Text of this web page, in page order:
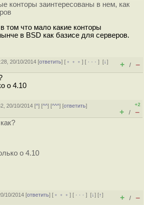
конторы заинтересованы в нем, как
том что мало какие конторы
в BSD как базисе для серверов.
20/10/2014 [ответить] [ ﹢﹢﹢] [ · · ·][↓]
+ / –
о 4.10
20/10/2014 [^] [^^] [^^^] [ответить]
+2
+ / –
о 4.10
10/2014 [ответить] [ ﹢﹢﹢] [ · · ·][↓] [↑]
+ / –